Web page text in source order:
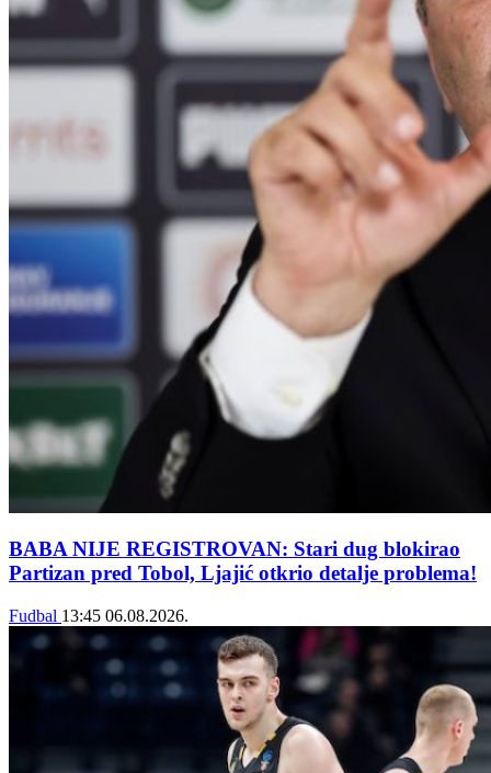
BABA NIJE REGISTROVAN: Stari dug blokirao
Partizan pred Tobol, Ljajić otkrio detalje problema!
Fudbal 13:45 06.08.2026.